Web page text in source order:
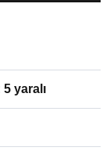
yaralı